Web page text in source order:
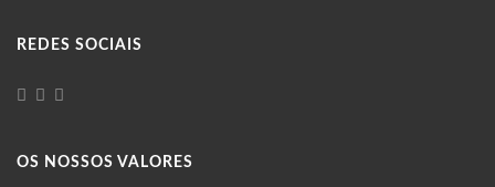
REDES SOCIAIS
OS NOSSOS VALORES